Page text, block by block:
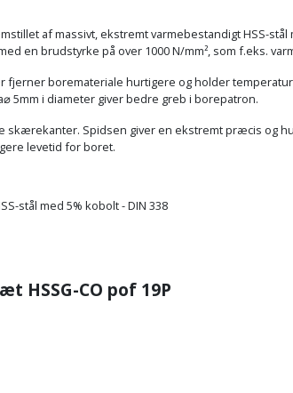
af massivt, ekstremt varmebestandigt HSS-
en brudstyrke på over 1000 N/mm², som f.eks.
boremateriale hurtigere og holder
i diameter giver bedre greb i borepatron.
skærekanter. Spidsen giver en ekstremt præcis og
levetid for boret.
stål med 5% kobolt - DIN 338
HSSG-CO pof 19P